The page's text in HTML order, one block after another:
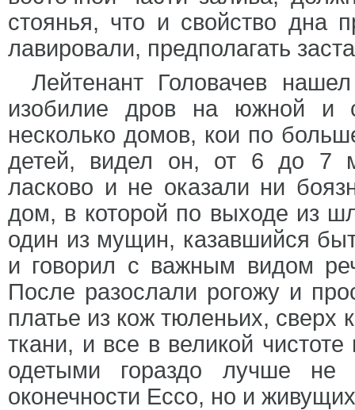
стоянья, что и свойство дна
лавировали, предполагать
Лейтенант Головачев
изобилие дров на южной и
несколько домов, кои по
детей, видел он, от 6 до 7
ласково и не оказали ни
дом, в которой по выходе из
один из мущин, казавшийся
и говорил с важным видом
После разослали рогожу и
платье из кож тюленьих, сверх
ткани, и все в великой
одетыми гораздо лучше не
оконечности Ессо, но и